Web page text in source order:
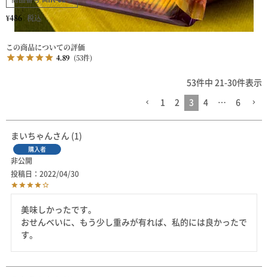
¥486 税込
4.89 53
53件中 21 -30件表示
1 2 3 4 … 6
まいちゃん 1
購入者
非公開
投稿日
2022/04/30
美味しかったです。
おせんべいに、もう少し重みが有れば、私的には良かったで
す。